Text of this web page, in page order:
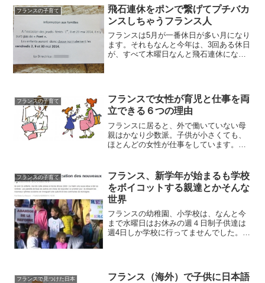
タル技術の振興と活用はオランド政権以
前から開発してきた下地も...
フランスの子育て
飛石連休をポンで繋げてプチバカ
ンスしちゃうフランス人
フランスは5月が一番休日が多い月になり
ます。それもなんと今年は、3回ある休日
が、すべて木曜日なんと飛石連休になっ
ことを「faire...
フランスの子育て
フランスで女性が育児と仕事を両
立できる６つの理由
フランスに居ると、外で働いていない母
親はかなり少数派。子供が小さくても、
ほとんどの女性が仕事をしています。統
と８０．７％が働いているとのこと。息
子のクラスの生徒は２５人...
フランスの子育て
フランス、新学年が始まるも学校
をボイコットする親達とかそんな
世界
フランスの幼稚園、小学校は、なんと今
まで水曜日はお休みの週４日制子供達は
週4日しか学校に行ってませんでした。働
うのも理由の一つ。日...
フランスで見つけた日本
フランス（海外）で子供に日本語